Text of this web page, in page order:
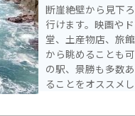
断崖絶壁から見下
行けます。映画や
堂、土産物店、旅
から眺めることも
の駅、景勝も多数
ることをオススメし